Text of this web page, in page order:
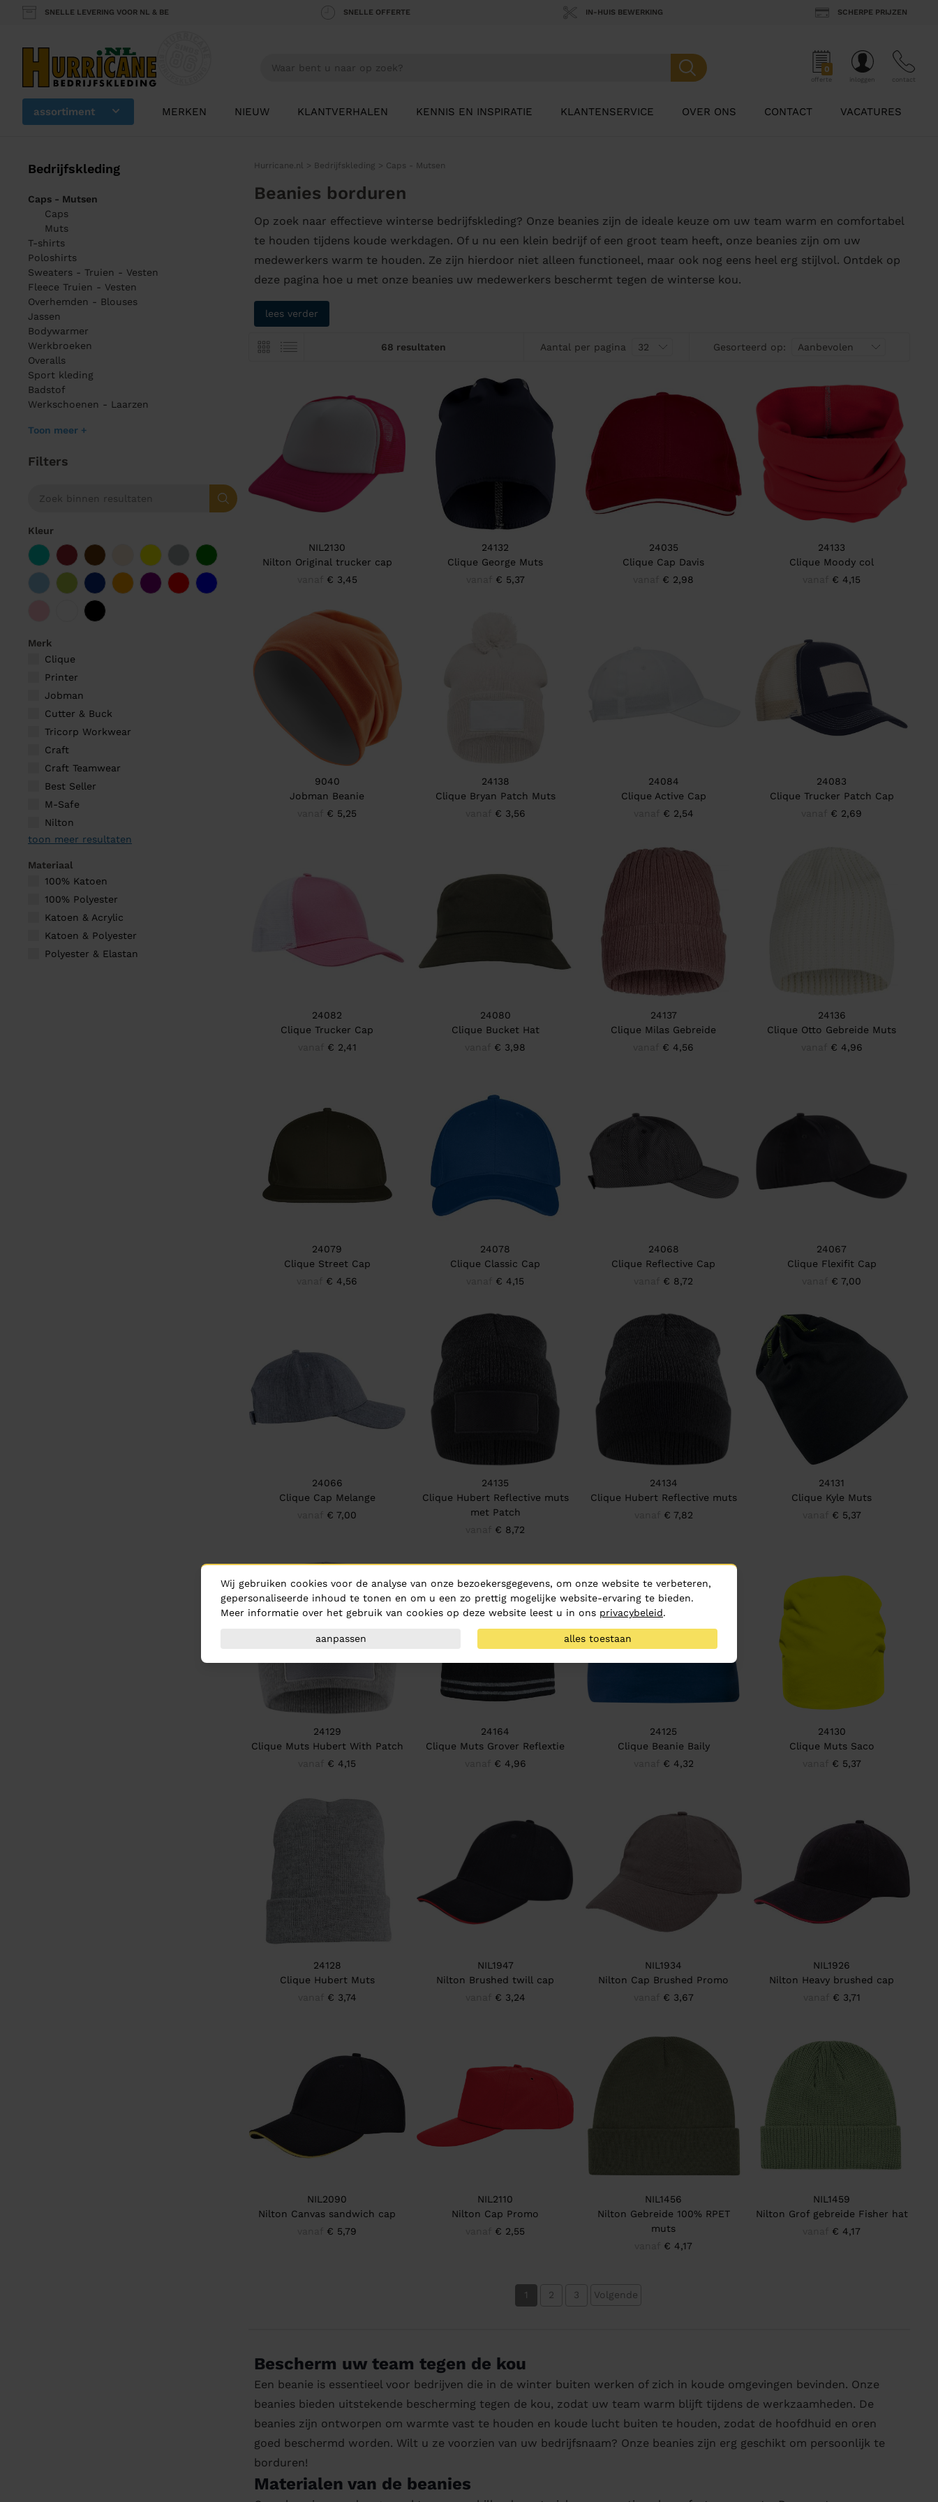
SNELLE LEVERING VOOR NL & BE SNELLE OFFERTE IN-HUIS BEWERKING SCHERPE PRIJZEN
0
offerte inloggen contact
assortiment MERKEN NIEUW KLANTVERHALEN KENNIS EN INSPIRATIE KLANTENSERVICE OVER ONS CONTACT VACATURES
Bedrijfskleding
Caps - Mutsen
Caps
Muts
T-shirts
Poloshirts
Sweaters - Truien - Vesten
Fleece Truien - Vesten
Overhemden - Blouses
Jassen
Bodywarmer
Werkbroeken
Overalls
Sport kleding
Badstof
Werkschoenen - Laarzen
Toon meer +
Filters
Kleur
Merk
Clique
Printer
Jobman
Cutter & Buck
Tricorp Workwear
Craft
Craft Teamwear
Best Seller
M-Safe
Nilton
toon meer resultaten
Materiaal
100% Katoen
100% Polyester
Katoen & Acrylic
Katoen & Polyester
Polyester & Elastan
Hurricane.nl > Bedrijfskleding > Caps - Mutsen
Beanies borduren
Op zoek naar effectieve winterse bedrijfskleding? Onze beanies zijn de ideale keuze om uw team warm en comfortabel
te houden tijdens koude werkdagen. Of u nu een klein bedrijf of een groot team heeft, onze beanies zijn om uw
medewerkers warm te houden. Ze zijn hierdoor niet alleen functioneel, maar ook nog eens heel erg stijlvol. Ontdek op
deze pagina hoe u met onze beanies uw medewerkers beschermt tegen de winterse kou.
lees verder
68 resultaten Aantal per pagina Gesorteerd op:
NIL2130
Nilton Original trucker cap
€ 3,45
24132
Clique George Muts
€ 5,37
24035
Clique Cap Davis
€ 2,98
24133
Clique Moody col
€ 4,15
9040
Jobman Beanie
€ 5,25
24138
Clique Bryan Patch Muts
€ 3,56
24084
Clique Active Cap
€ 2,54
24083
Clique Trucker Patch Cap
€ 2,69
24082
Clique Trucker Cap
€ 2,41
24080
Clique Bucket Hat
€ 3,98
24137
Clique Milas Gebreide
€ 4,56
24136
Clique Otto Gebreide Muts
€ 4,96
24079
Clique Street Cap
€ 4,56
24078
Clique Classic Cap
€ 4,15
24068
Clique Reflective Cap
€ 8,72
24067
Clique Flexifit Cap
€ 7,00
24066
Clique Cap Melange
€ 7,00
24135
Clique Hubert Reflective muts
met Patch
€ 8,72
24134
Clique Hubert Reflective muts
€ 7,82
24131
Clique Kyle Muts
€ 5,37
24129
Clique Muts Hubert With Patch
€ 4,15
24164
Clique Muts Grover Reflextie
€ 4,96
24125
Clique Beanie Baily
€ 4,32
24130
Clique Muts Saco
€ 5,37
24128
Clique Hubert Muts
€ 3,74
NIL1947
Nilton Brushed twill cap
€ 3,24
NIL1934
Nilton Cap Brushed Promo
€ 3,67
NIL1926
Nilton Heavy brushed cap
€ 3,71
NIL2090
Nilton Canvas sandwich cap
€ 5,79
NIL2110
Nilton Cap Promo
€ 2,55
NIL1456
Nilton Gebreide 100% RPET
muts
€ 4,17
NIL1459
Nilton Grof gebreide Fisher hat
€ 4,17
1 2 3 Volgende
Bescherm uw team tegen de kou
Een beanie is essentieel voor bedrijven die in de winter buiten werken of zich in koude omgevingen bevinden. Onze
beanies bieden uitstekende bescherming tegen de kou, zodat uw team warm blijft tijdens de werkzaamheden. De
beanies zijn ontworpen om warmte vast te houden en koude lucht buiten te houden, zodat de hoofdhuid en oren
goed beschermd worden. Wilt u ze voorzien van uw bedrijfsnaam? Onze beanies zijn erg geschikt om persoonlijk te
borduren!
Materialen van de beanies
Wij gebruiken cookies voor de analyse van onze bezoekersgegevens, om onze website te verbeteren,
gepersonaliseerde inhoud te tonen en om u een zo prettig mogelijke website-ervaring te bieden.
Meer informatie over het gebruik van cookies op deze website leest u in ons privacybeleid.
aanpassen alles toestaan